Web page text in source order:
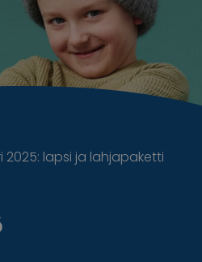
2025: lapsi ja lahjapaketti